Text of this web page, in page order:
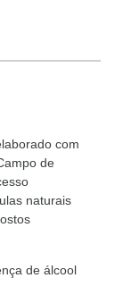
com
de
naturais
de álcool